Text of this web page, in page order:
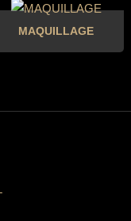
MAQUILLAGE